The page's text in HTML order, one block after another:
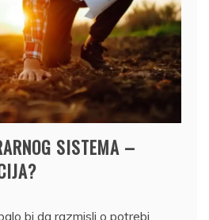
SISTEMA –
bi da razmisli o potrebi